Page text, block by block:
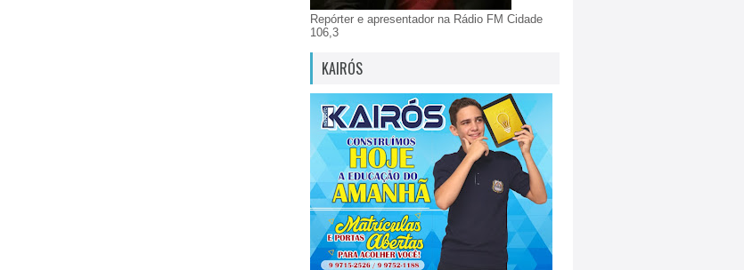
Repórter e apresentador na Rádio FM Cidade
106,3
KAIRÓS